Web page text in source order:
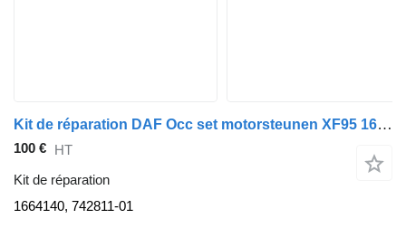
Kit de réparation DAF Occ set motorsteunen XF95 1664140 742811-01 pour tracteur routier
100 € HT
Kit de réparation
1664140, 742811-01